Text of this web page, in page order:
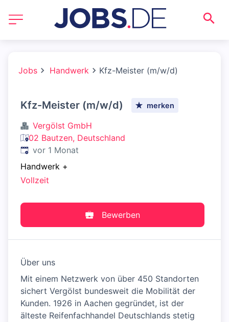
Jobs Handwerk Kfz-Meister (m/w/d)
Kfz-Meister (m/w/d) merken
Vergölst GmbH
02 Bautzen, Deutschland
Veröffentlicht:
vor 1 Monat
Handwerk +
Vollzeit
Bewerben
Über uns
Mit einem Netzwerk von über 450 Standorten
sichert Vergölst bundesweit die Mobilität der
Kunden. 1926 in Aachen gegründet, ist der
älteste Reifenfachhandel Deutschlands stetig